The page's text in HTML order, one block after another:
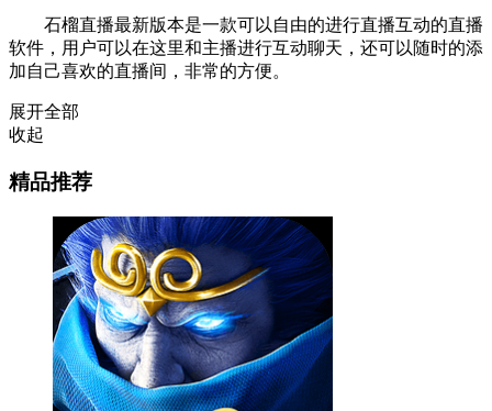
石榴直播最新版本是一款可以自由的进行直播互动的直播
软件，用户可以在这里和主播进行互动聊天，还可以随时的添
加自己喜欢的直播间，非常的方便。
展开全部
收起
精品推荐